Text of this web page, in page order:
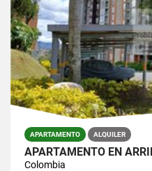
APARTAMENTO ALQUILER
Colombia